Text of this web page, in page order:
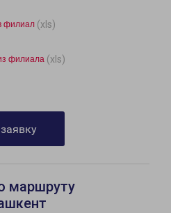
филиал (xls)
филиала (xls)
маршруту